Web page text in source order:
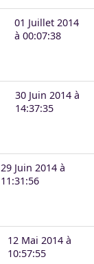
01 Juillet 2014
à 00:07:38
30 Juin 2014 à
14:37:35
29 Juin 2014 à
11:31:56
12 Mai 2014 à
10:57:55